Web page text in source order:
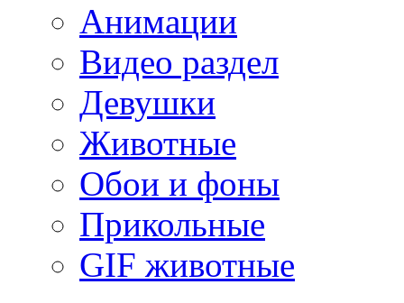
Анимации
Видео раздел
Девушки
Животные
Обои и фоны
Прикольные
GIF животные